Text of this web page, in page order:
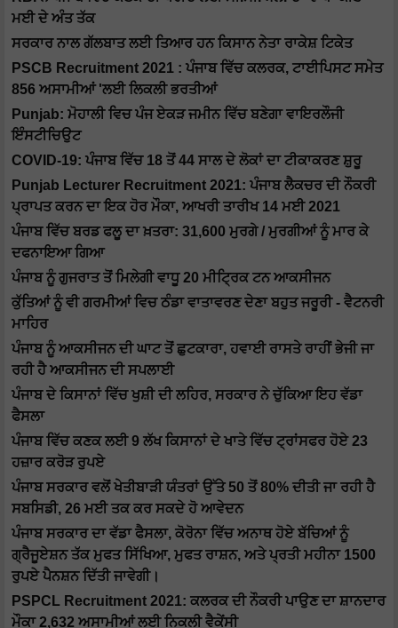
ਮਈ ਦੇ ਅੰਤ ਤੱਕ
ਸਰਕਾਰ ਨਾਲ ਗੱਲਬਾਤ ਲਈ ਤਿਆਰ ਹਨ ਕਿਸਾਨ ਨੇਤਾ ਰਾਕੇਸ਼ ਟਿਕੇਤ
PSCB Recruitment 2021 : ਪੰਜਾਬ ਵਿੱਚ ਕਲਰਕ, ਟਾਈਪਿਸਟ ਸਮੇਤ
856 ਅਸਾਮੀਆਂ 'ਲਈ ਲਿਕਲੀ ਭਰਤੀਆਂ
Punjab: ਮੋਹਾਲੀ ਵਿਚ ਪੰਜ ਏਕੜ ਜਮੀਨ ਵਿੱਚ ਬਣੇਗਾ ਵਾਇਰਲੌਜੀ
ਇੰਸਟੀਚਿਉਟ
COVID-19: ਪੰਜਾਬ ਵਿੱਚ 18 ਤੋਂ 44 ਸਾਲ ਦੇ ਲੋਕਾਂ ਦਾ ਟੀਕਾਕਰਣ ਸ਼ੁਰੂ
Punjab Lecturer Recruitment 2021: ਪੰਜਾਬ ਲੈਕਚਰ ਦੀ ਨੌਕਰੀ
ਪ੍ਰਾਪਤ ਕਰਨ ਦਾ ਇਕ ਹੋਰ ਮੌਕਾ, ਆਖਰੀ ਤਾਰੀਖ 14 ਮਈ 2021
ਪੰਜਾਬ ਵਿੱਚ ਬਰਡ ਫਲੂ ਦਾ ਖ਼ਤਰਾ: 31,600 ਮੁਰਗੇ / ਮੁਰਗੀਆਂ ਨੂੰ ਮਾਰ ਕੇ
ਦਫਨਾਇਆ ਗਿਆ
ਪੰਜਾਬ ਨੂੰ ਗੁਜਰਾਤ ਤੋਂ ਮਿਲੇਗੀ ਵਾਧੂ 20 ਮੀਟ੍ਰਿਕ ਟਨ ਆਕਸੀਜਨ
ਕੁੱਤਿਆਂ ਨੂੰ ਵੀ ਗਰਮੀਆਂ ਵਿਚ ਠੰਡਾ ਵਾਤਾਵਰਣ ਦੇਣਾ ਬਹੁਤ ਜਰੂਰੀ - ਵੈਟਨਰੀ
ਮਾਹਿਰ
ਪੰਜਾਬ ਨੂੰ ਆਕਸੀਜਨ ਦੀ ਘਾਟ ਤੋਂ ਛੁਟਕਾਰਾ, ਹਵਾਈ ਰਾਸਤੇ ਰਾਹੀਂ ਭੇਜੀ ਜਾ
ਰਹੀ ਹੈ ਆਕਸੀਜਨ ਦੀ ਸਪਲਾਈ
ਪੰਜਾਬ ਦੇ ਕਿਸਾਨਾਂ ਵਿੱਚ ਖੁਸ਼ੀ ਦੀ ਲਹਿਰ, ਸਰਕਾਰ ਨੇ ਚੁੱਕਿਆ ਇਹ ਵੱਡਾ
ਫੈਸਲਾ
ਪੰਜਾਬ ਵਿੱਚ ਕਣਕ ਲਈ 9 ਲੱਖ ਕਿਸਾਨਾਂ ਦੇ ਖਾਤੇ ਵਿੱਚ ਟ੍ਰਾਂਸਫਰ ਹੋਏ 23
ਹਜ਼ਾਰ ਕਰੋੜ ਰੁਪਏ
ਪੰਜਾਬ ਸਰਕਾਰ ਵਲੋਂ ਖੇਤੀਬਾੜੀ ਯੰਤਰਾਂ ਉੱਤੇ 50 ਤੋਂ 80% ਦੀਤੀ ਜਾ ਰਹੀ ਹੈ
ਸਬਸਿਡੀ, 26 ਮਈ ਤਕ ਕਰ ਸਕਦੇ ਹੋ ਆਵੇਦਨ
ਪੰਜਾਬ ਸਰਕਾਰ ਦਾ ਵੱਡਾ ਫੈਸਲਾ, ਕੋਰੋਨਾ ਵਿੱਚ ਅਨਾਥ ਹੋਏ ਬੱਚਿਆਂ ਨੂੰ
ਗ੍ਰੈਜੂਏਸ਼ਨ ਤੱਕ ਮੁਫਤ ਸਿੱਖਿਆ, ਮੁਫਤ ਰਾਸ਼ਨ, ਅਤੇ ਪ੍ਰਤੀ ਮਹੀਨਾ 1500
ਰੁਪਏ ਪੈਨਸ਼ਨ ਦਿੱਤੀ ਜਾਵੇਗੀ।
PSPCL Recruitment 2021: ਕਲਰਕ ਦੀ ਨੌਕਰੀ ਪਾਉਣ ਦਾ ਸ਼ਾਨਦਾਰ
ਮੌਕਾ 2,632 ਅਸਾਮੀਆਂ ਲਈ ਨਿਕਲੀ ਵੈਕੇਂਸੀ